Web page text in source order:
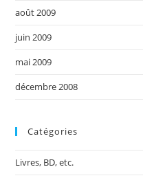
août 2009
juin 2009
mai 2009
décembre 2008
Catégories
Livres, BD, etc.